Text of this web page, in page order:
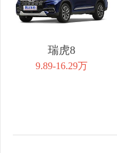
瑞虎8
9.89-16.29万